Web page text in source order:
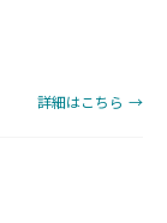
詳細はこちら →